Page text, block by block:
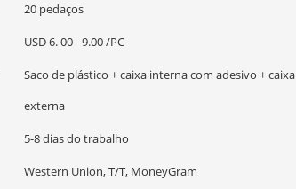
20 pedaços
USD 6. 00 - 9.00 /PC
Saco de plástico + caixa interna com adesivo + caixa
externa
5-8 dias do trabalho
Western Union, T/T, MoneyGram